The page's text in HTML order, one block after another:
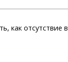
отсутствие